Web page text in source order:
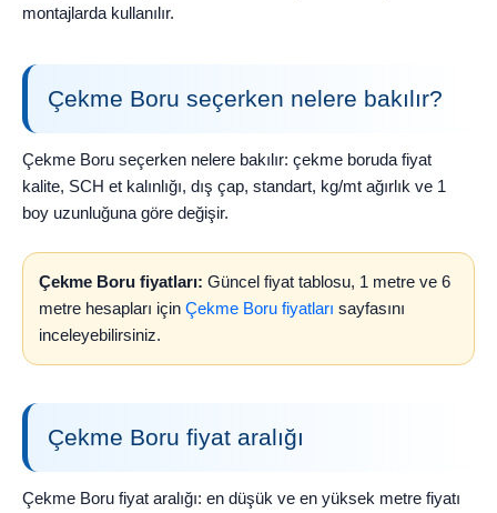
montajlarda kullanılır.
Çekme Boru seçerken nelere bakılır?
Çekme Boru seçerken nelere bakılır: çekme boruda fiyat
kalite, SCH et kalınlığı, dış çap, standart, kg/mt ağırlık ve 1
boy uzunluğuna göre değişir.
Çekme Boru fiyatları: Güncel fiyat tablosu, 1 metre ve 6
metre hesapları için Çekme Boru fiyatları sayfasını
inceleyebilirsiniz.
Çekme Boru fiyat aralığı
Çekme Boru fiyat aralığı: en düşük ve en yüksek metre fiyatı